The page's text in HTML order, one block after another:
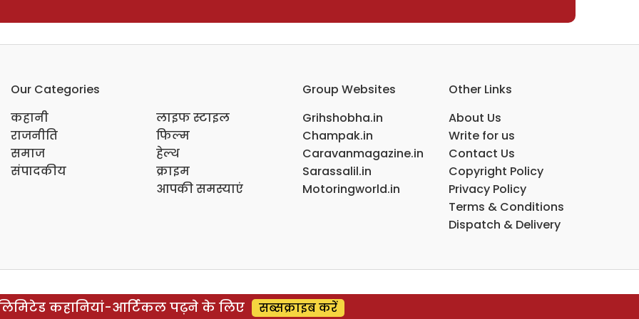
Our Categories
कहानी
राजनीति
समाज
संपादकीय
लाइफ स्टाइल
फिल्म
हेल्थ
क्राइम
आपकी समस्याएं
Group Websites
Grihshobha.in
Champak.in
Caravanmagazine.in
Sarassalil.in
Motoringworld.in
Other Links
About Us
Write for us
Contact Us
Copyright Policy
Privacy Policy
Terms & Conditions
Dispatch & Delivery
कहानियां-आर्टिकल पढ़ने के लिए सब्सक्राइब करें